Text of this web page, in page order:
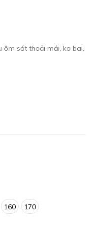
ôm sát thoải mái, ko bai,
160 170